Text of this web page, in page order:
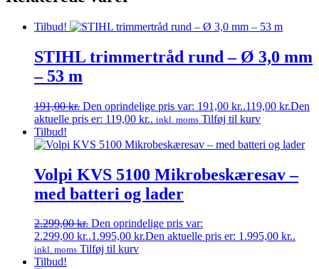
Tilbud!
STIHL trimmertråd rund – Ø 3,0 mm
– 53 m
191,00kr. Den oprindelige pris var: 191,00 kr..119,00 kr.Den
aktuelle pris er: 119,00 kr.. inkl. moms Tilføj til kurv
Tilbud!
Volpi KVS 5100 Mikrobeskæresav –
med batteri og lader
2.299,00kr. Den oprindelige pris var:
2.299,00 kr..1.995,00 kr.Den aktuelle pris er: 1.995,00 kr..
inkl. moms Tilføj til kurv
Tilbud!